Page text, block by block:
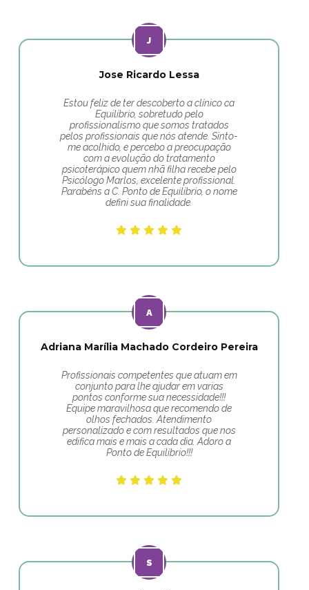
Jose Ricardo Lessa
Estou feliz de ter descoberto a clínico ca
Equilíbrio, sobretudo pelo
profissionalismo que somos tratados
pelos profissionais que nós atende. Sinto-
me acolhido, e percebo a preocupação
com a evolução do tratamento
psicoterápico quem nhã filha recebe pelo
Psicólogo Marlos, excelente profissional.
Parabéns a C. Ponto de Equilíbrio, o nome
defini sua finalidade.
Adriana Marília Machado Cordeiro Pereira
Profissionais competentes que atuam em
conjunto para lhe ajudar em varias
pontos conforme sua necessidade!!!
Equipe maravilhosa que recomendo de
olhos fechados. Atendimento
personalizado e com resultados que nos
edifica mais e mais a cada dia. Adoro a
Ponto de Equilíbrio!!!